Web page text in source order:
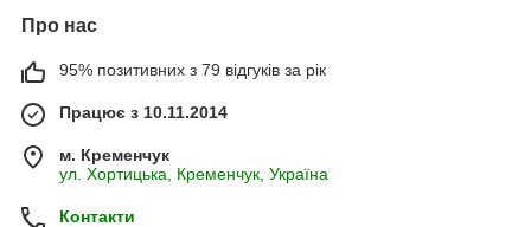
Про нас
95% позитивних з 79 відгуків за рік
Працює з 10.11.2014
м. Кременчук
ул. Хортицька, Кременчук, Україна
Контакти